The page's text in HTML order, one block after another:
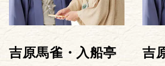
吉原馬雀・入船亭
吉